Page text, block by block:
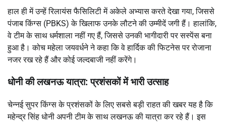
हाल ही में उन्हें रिलायंस फैसिलिटी में अकेले अभ्यास करते देखा गया, जिससे
पंजाब किंग्स (PBKS) के खिलाफ उनके लौटने की उम्मीदें जगी हैं।हालांकि,
वे टीम के साथ धर्मशाला नहीं गए हैं, जिससे उनकी भागीदारी पर सस्पेंस बना
हुआ है। कोच महेला जयवर्धने ने कहा कि वे हार्दिक की फिटनेस पर रोजाना
नजर रख रहे हैं और कोई जल्दबाजी नहीं करेंगे।
धोनी की लखनऊ यात्रा: प्रशंसकों में भारी उत्साह
चेन्नई सुपर किंग्स के प्रशंसकों के लिए सबसे बड़ी राहत की खबर यह है कि
महेन्द्र सिंह धोनी अपनी टीम के साथ लखनऊ की यात्रा कर रहे हैं।इस